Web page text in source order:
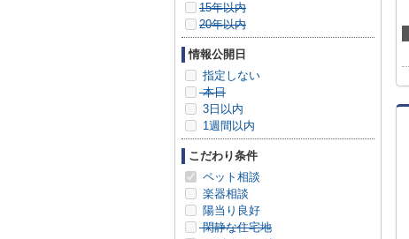
15年以内
20年以内
情報公開日
指定しない
本日
3日以内
1週間以内
こだわり条件
ペット相談
楽器相談
陽当り良好
閑静な住宅地